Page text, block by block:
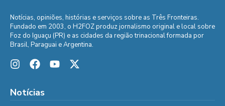
Notícias, opiniões, histórias e serviços sobre as Três Fronteiras.
Fundado em 2003, o H2FOZ produz jornalismo original e local sobre
Foz do Iguaçu (PR) e as cidades da região trinacional formada por
Brasil, Paraguai e Argentina.
Notícias